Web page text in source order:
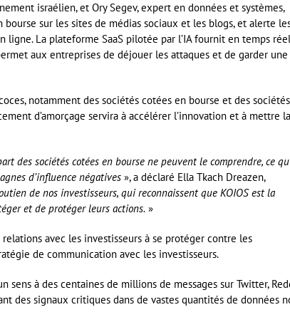
israélien, et Ory Segev, expert en données et systèmes,
bourse sur les sites de médias sociaux et les blogs, et alerte
La plateforme SaaS pilotée par l’IA fournit en temps réel
aux entreprises de déjouer les attaques et de garder une
notamment des sociétés cotées en bourse et des
d’amorçage servira à accélérer l’innovation et à mettre la
des sociétés cotées en bourse ne peuvent le comprendre, ce
d’influence négatives », a déclaré Ella Tkach Dreazen,
de nos investisseurs, qui reconnaissent que KOIOS est la
et de protéger leurs actions. »
relations avec les investisseurs à se protéger contre les
de communication avec les investisseurs.
à des centaines de millions de messages sur Twitter,
des signaux critiques dans de vastes quantités de données